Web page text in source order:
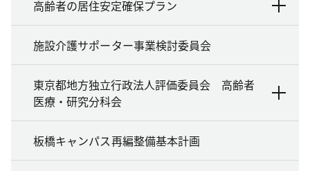
高齢者の居住安定確保プラン
施設介護サポーター事業検討委員会
東京都地方独立行政法人評価委員会 高齢者
医療・研究分科会
板橋キャンパス再編整備基本計画